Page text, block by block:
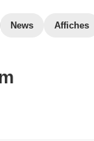
News Affiches